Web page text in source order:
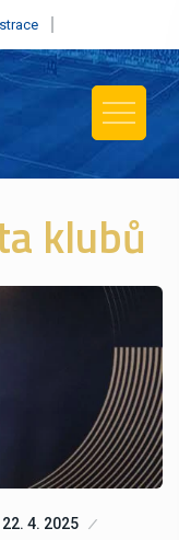
klubů
22. 4. 2025